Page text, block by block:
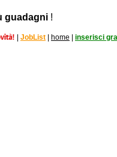
guadagni!
JobList home inserisci